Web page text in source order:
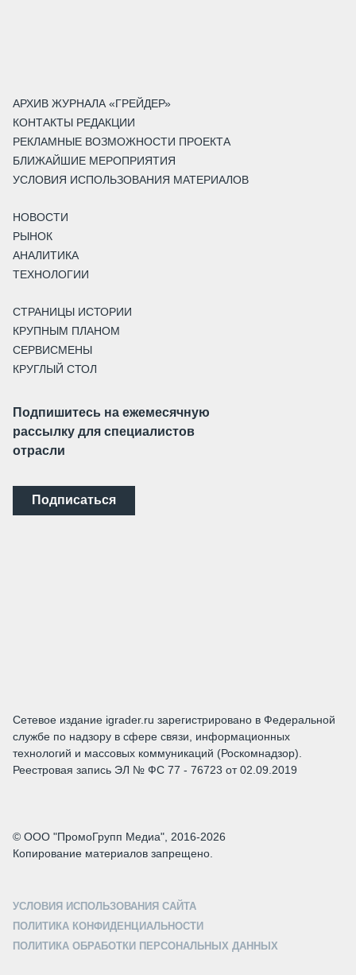
АРХИВ ЖУРНАЛА «ГРЕЙДЕР»
КОНТАКТЫ РЕДАКЦИИ
РЕКЛАМНЫЕ ВОЗМОЖНОСТИ ПРОЕКТА
БЛИЖАЙШИЕ МЕРОПРИЯТИЯ
УСЛОВИЯ ИСПОЛЬЗОВАНИЯ МАТЕРИАЛОВ
НОВОСТИ
РЫНОК
АНАЛИТИКА
ТЕХНОЛОГИИ
СТРАНИЦЫ ИСТОРИИ
КРУПНЫМ ПЛАНОМ
СЕРВИСМЕНЫ
КРУГЛЫЙ СТОЛ
Подпишитесь на ежемесячную
рассылку для специалистов
отрасли
Подписаться
Сетевое издание igrader.ru зарегистрировано в Федеральной
службе по надзору в сфере связи, информационных
технологий и массовых коммуникаций (Роскомнадзор).
Реестровая запись ЭЛ № ФС 77 - 76723 от 02.09.2019
© ООО "ПромоГрупп Медиа", 2016-2026
Копирование материалов запрещено.
УСЛОВИЯ ИСПОЛЬЗОВАНИЯ САЙТА
ПОЛИТИКА КОНФИДЕНЦИАЛЬНОСТИ
ПОЛИТИКА ОБРАБОТКИ ПЕРСОНАЛЬНЫХ ДАННЫХ